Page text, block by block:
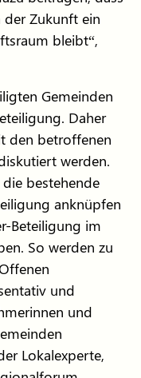
der Zukunft ein
bleibt“,
Gemeinden
Daher
den betroffenen
werden.
bestehende
anknüpfen
Beteiligung im
So werden zu
und
und
Lokalexperte,